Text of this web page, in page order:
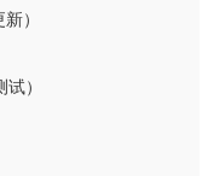
）
）